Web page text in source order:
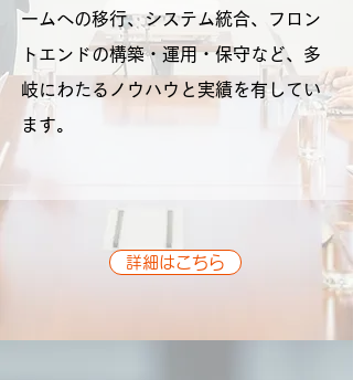
ームへの移行、システム統合、フロン
トエンドの構築・運用・保守など、多
岐にわたるノウハウと実績を有してい
ます。
詳細はこちら